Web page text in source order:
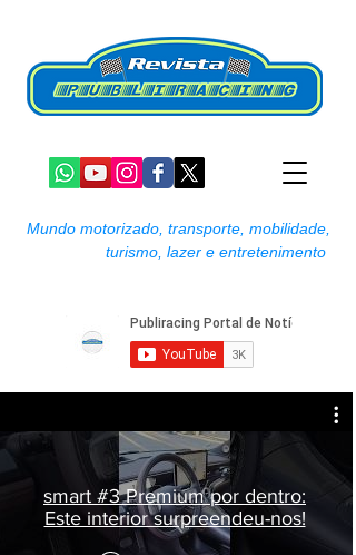
Mundo motorizado, transporte, mobilidade,
turismo, lazer e entretenimento
smart #3 Premium por dentro:
Este interior surpreendeu-nos!